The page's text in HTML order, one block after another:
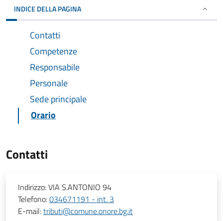
INDICE DELLA PAGINA
Contatti
Competenze
Responsabile
Personale
Sede principale
Orario
Contatti
Indirizzo:VIA S.ANTONIO 94
Telefono:034671191 - int. 3
E-mail:tributi@comune.onore.bg.it